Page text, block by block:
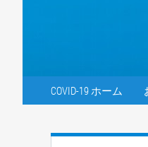
COVID-19 ホーム